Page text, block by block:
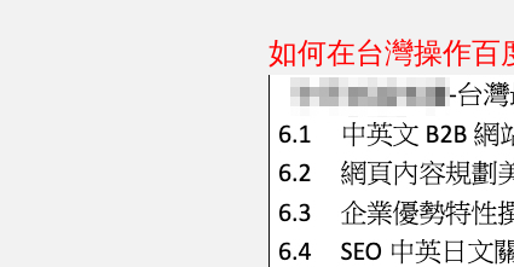
如何在台灣操作百